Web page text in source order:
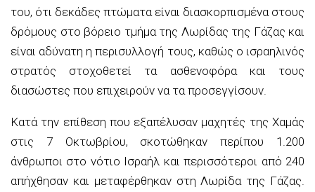
του, ότι δεκάδες πτώματα είναι διασκορπισμένα στους
δρόμους στο βόρειο τμήμα της Λωρίδας της Γάζας και
είναι αδύνατη η περισυλλογή τους, καθώς ο ισραηλινός
στρατός στοχοθετεί τα ασθενοφόρα και τους
διασώστες που επιχειρούν να τα προσεγγίσουν.
Κατά την επίθεση που εξαπέλυσαν μαχητές της Χαμάς
στις 7 Οκτωβρίου, σκοτώθηκαν περίπου 1.200
άνθρωποι στο νότιο Ισραήλ και περισσότεροι από 240
απήχθησαν και μεταφέρθηκαν στη Λωρίδα της Γάζας.